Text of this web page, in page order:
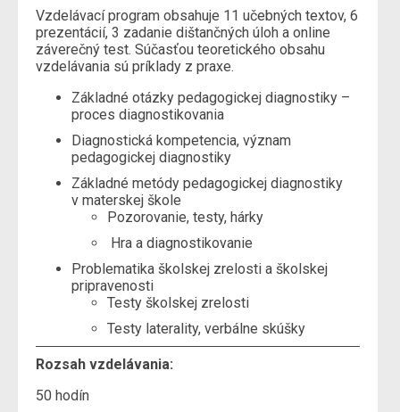
Vzdelávací program obsahuje 11 učebných textov, 6
prezentácií, 3 zadanie dištančných úloh a online
záverečný test. Súčasťou teoretického obsahu
vzdelávania sú príklady z praxe.
Základné otázky pedagogickej diagnostiky –
proces diagnostikovania
Diagnostická kompetencia, význam
pedagogickej diagnostiky
Základné metódy pedagogickej diagnostiky
v materskej škole
Pozorovanie, testy, hárky
Hra a diagnostikovanie
Problematika školskej zrelosti a školskej
pripravenosti
Testy školskej zrelosti
Testy laterality, verbálne skúšky
Rozsah vzdelávania:
50 hodín